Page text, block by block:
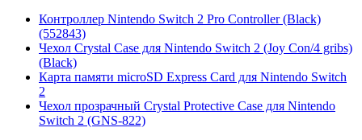
Контроллер Nintendo Switch 2 Pro Controller (Black)
(552843)
Чехол Сrystal Сase для Nintendo Switch 2 (Joy Con/4 gribs)
(Black)
Карта памяти microSD Express Card для Nintendo Switch
2
Чехол прозрачный Crystal Protective Case для Nintendo
Switch 2 (GNS-822)